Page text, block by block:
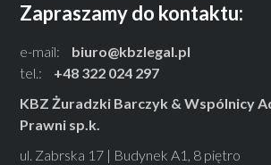
Zapraszamy do kontaktu:
e-mail:
biuro@kbzlegal.pl
tel.:
+48 322 024 297
KBZ Żuradzki Barczyk & Wspólnicy
Prawni sp.k.
ul. Zabrska 17 | Budynek A1, 8 piętro